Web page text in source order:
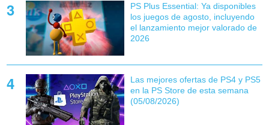
PS Plus Essential: Ya disponibles
los juegos de agosto, incluyendo
el lanzamiento mejor valorado de
2026
Las mejores ofertas de PS4 y PS5
en la PS Store de esta semana
(05/08/2026)